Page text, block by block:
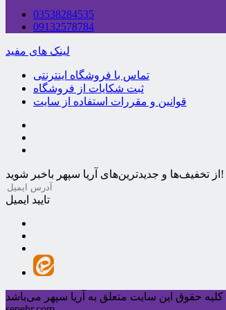
03538284535
09132578784
لینک های مفید
تماس با فروشگاه اینترنتی
ثبت شکایات از فروشگاه
قوانین و مقررات استفاده از سایت
از تخفیف‌ها و جدیدترین‌های آریا سپهر باخبر شوید!
تایید ایمیل